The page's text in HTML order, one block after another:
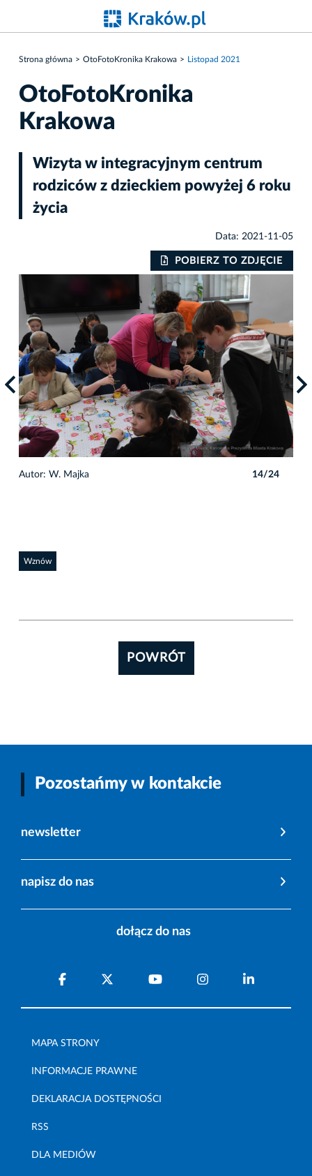
Strona główna OtoFotoKronika Krakowa Listopad 2021
OtoFotoKronika
Krakowa
Wizyta w integracyjnym centrum
rodziców z dzieckiem powyżej 6 roku
życia
Data: 2021-11-05
POBIERZ TO ZDJĘCIE
Autor: W. Majka 14/24
Wznów
POWRÓT
Pozostańmy w kontakcie
newsletter
napisz do nas
dołącz do nas
MAPA STRONY
INFORMACJE PRAWNE
DEKLARACJA DOSTĘPNOŚCI
RSS
DLA MEDIÓW